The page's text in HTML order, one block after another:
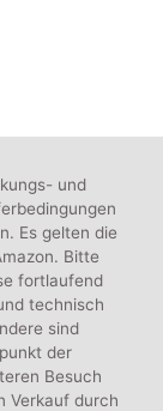
und
Es gelten die
Bitte
fortlaufend
technisch
sind
der
Besuch
Verkauf durch